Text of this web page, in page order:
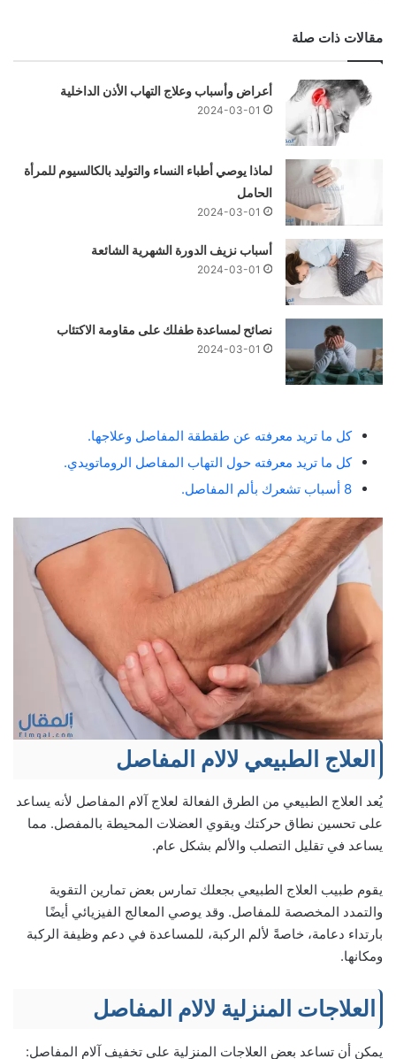
مقالات ذات صلة
أعراض وأسباب وعلاج التهاب الأذن الداخلية
2024-03-01
لماذا يوصي أطباء النساء والتوليد بالكالسيوم للمرأة
الحامل
2024-03-01
أسباب نزيف الدورة الشهرية الشائعة
2024-03-01
نصائح لمساعدة طفلك على مقاومة الاكتئاب
2024-03-01
كل ما تريد معرفته عن طقطقة المفاصل وعلاجها.
كل ما تريد معرفته حول التهاب المفاصل الروماتويدي.
8 أسباب تشعرك بألم المفاصل.
العلاج الطبيعي لالام المفاصل
يُعد العلاج الطبيعي من الطرق الفعالة لعلاج آلام المفاصل لأنه يساعد
على تحسين نطاق حركتك ويقوي العضلات المحيطة بالمفصل. مما
يساعد في تقليل التصلب والألم بشكل عام.
يقوم طبيب العلاج الطبيعي بجعلك تمارس بعض تمارين التقوية
والتمدد المخصصة للمفاصل. وقد يوصي المعالج الفيزيائي أيضًا
بارتداء دعامة، خاصةً لألم الركبة، للمساعدة في دعم وظيفة الركبة
ومكانها.
العلاجات المنزلية لالام المفاصل
يمكن أن تساعد بعض العلاجات المنزلية على تخفيف آلام المفاصل: